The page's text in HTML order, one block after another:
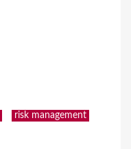
risk management